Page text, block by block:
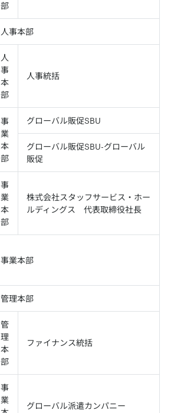
部
人事本部
人
事
本
部
人事統括
事
業
本
部
グローバル販促SBU
グローバル販促SBU-グローバル
販促
事
業
本
部
株式会社スタッフサービス・ホー
ルディングス 代表取締役社長
事業本部
管理本部
管
理
本
部
ファイナンス統括
事
業
グローバル派遣カンパニー